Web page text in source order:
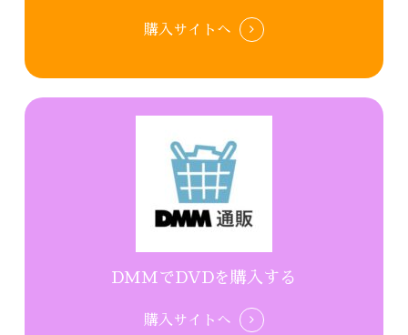
購入サイトへ
DMMでDVDを購入する
購入サイトへ